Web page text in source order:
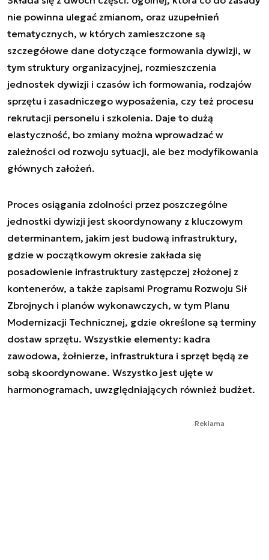
nie powinna ulegać zmianom, oraz uzupełnień
tematycznych, w których zamieszczone są
szczegółowe dane dotyczące formowania dywizji, w
tym struktury organizacyjnej, rozmieszczenia
jednostek dywizji i czasów ich formowania, rodzajów
sprzętu i zasadniczego wyposażenia, czy też procesu
rekrutacji personelu i szkolenia. Daje to dużą
elastyczność, bo zmiany można wprowadzać w
zależności od rozwoju sytuacji, ale bez modyfikowania
głównych założeń.
Proces osiągania zdolności przez poszczególne
jednostki dywizji jest skoordynowany z kluczowym
determinantem, jakim jest budową infrastruktury,
gdzie w początkowym okresie zakłada się
posadowienie infrastruktury zastępczej złożonej z
kontenerów, a także zapisami Programu Rozwoju Sił
Zbrojnych i planów wykonawczych, w tym Planu
Modernizacji Technicznej, gdzie określone są terminy
dostaw sprzętu. Wszystkie elementy: kadra
zawodowa, żołnierze, infrastruktura i sprzęt będą ze
sobą skoordynowane. Wszystko jest ujęte w
harmonogramach, uwzględniających również budżet.
Reklama